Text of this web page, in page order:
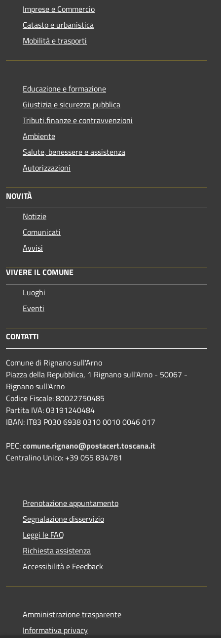
Imprese e Commercio
Catasto e urbanistica
Mobilità e trasporti
Educazione e formazione
Giustizia e sicurezza pubblica
Tributi,finanze e contravvenzioni
Ambiente
Salute, benessere e assistenza
Autorizzazioni
NOVITÀ
Notizie
Comunicati
Avvisi
VIVERE IL COMUNE
Luoghi
Eventi
CONTATTI
Comune di Rignano sull'Arno
Piazza della Repubblica, 1 Rignano sull'Arno - 50067 -
Rignano sull'Arno
Codice Fiscale: 80022750485
Partita IVA: 03191240484
IBAN: IT83 P030 6938 0310 0010 0046 017
PEC:comune.rignano@postacert.toscana.it
Centralino Unico: +39 055 834781
Prenotazione appuntamento
Segnalazione disservizio
Leggi le FAQ
Richiesta assistenza
Accessibilità e Feedback
Amministrazione trasparente
Informativa privacy